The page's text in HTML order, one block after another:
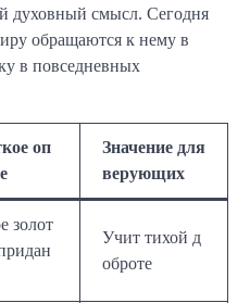
духовный смысл. Сегодня
обращаются к нему в
в повседневных
оп
Значение для
верующих
золот
Учит тихой д
оброте